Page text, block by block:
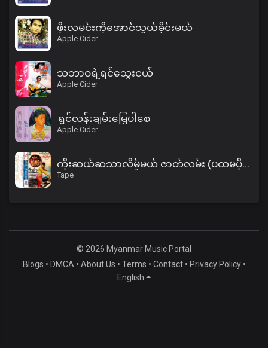
ဖိုးလမင်းကိုအောင်သွယ်ခိုင်းမယ်
Apple Cider
သဘာဝရဲ့ရင်သွေးငယ်
Apple Cider
ရွှင်လန်းချမ်းမြေ့ပါစေ
Apple Cider
ကိုးဆယ်ဆသာလိမ့်မယ် ဇာတ်လမ်း (ပထမပိုင်း)
Tape
© 2026 Myanmar Music Portal
Blogs • DMCA • About Us • Terms • Contact• Privacy Policy•
English